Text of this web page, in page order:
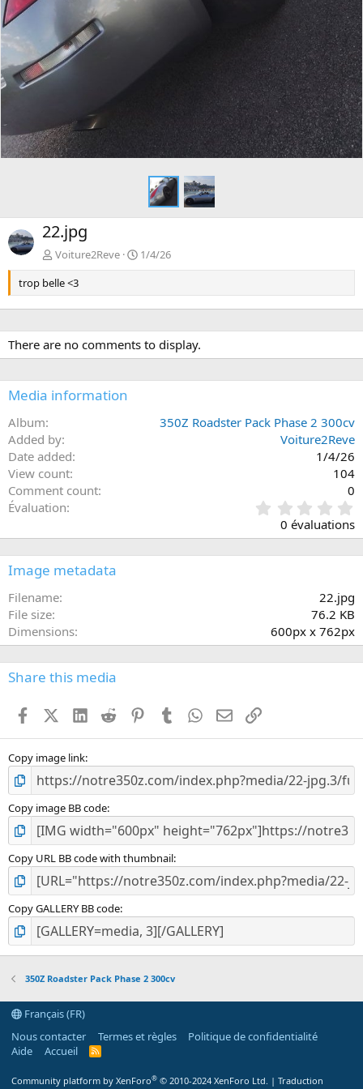
t
22.jpg
Voiture2Reve
1/4/26
trop belle <3
There are no comments to display.
Media information
Album
350Z Roadster Pack Phase 2 300cv
Added by
Voiture2Reve
Date added
1/4/26
View count
104
Comment count
0
Évaluation
.
0
0
e
s
0 évaluations
Image metadata
Filename
22.jpg
File size
76.2 KB
Dimensions
600px x 762px
Share this media
FacebookX (Twitter)
LinkedIn
Reddit PinterestTumblr WhatsApp
EmailLien
Copy image link
Copy image BB code
Copy URL BB code with thumbnail
Copy GALLERY BB code
350Z Roadster Pack Phase 2 300cv
Français (FR)
Nous contacter
Termes et règles
Politique de confidentialité
Aide
Accueil
R
Community platform by XenForo® © 2010-2024 XenForo Ltd. | Traduction